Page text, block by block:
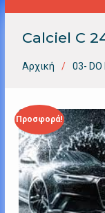
Calciel C
Αρχική 03- DO
Προσφορά!